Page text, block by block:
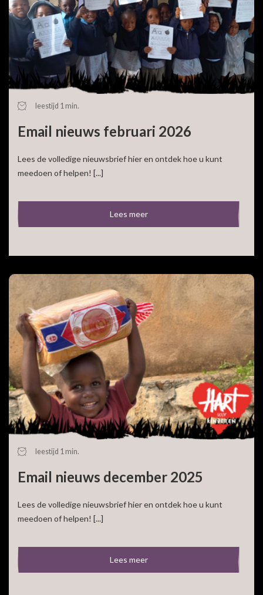
leestijd 1 min.
Email nieuws februari 2026
Lees de volledige nieuwsbrief hier en ontdek hoe u kunt
meedoen of helpen! [...]
Lees meer
leestijd 1 min.
Email nieuws december 2025
Lees de volledige nieuwsbrief hier en ontdek hoe u kunt
meedoen of helpen! [...]
Lees meer